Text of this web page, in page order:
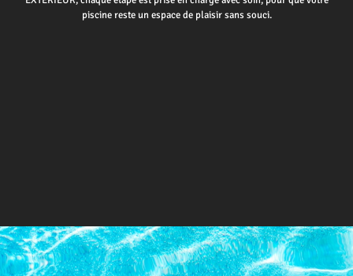
piscine reste un espace de plaisir sans souci.